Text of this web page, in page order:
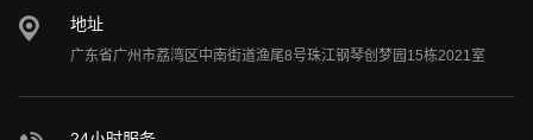
地址
广东省广州市荔湾区中南街道渔尾8号珠江钢琴创梦园15栋2021室